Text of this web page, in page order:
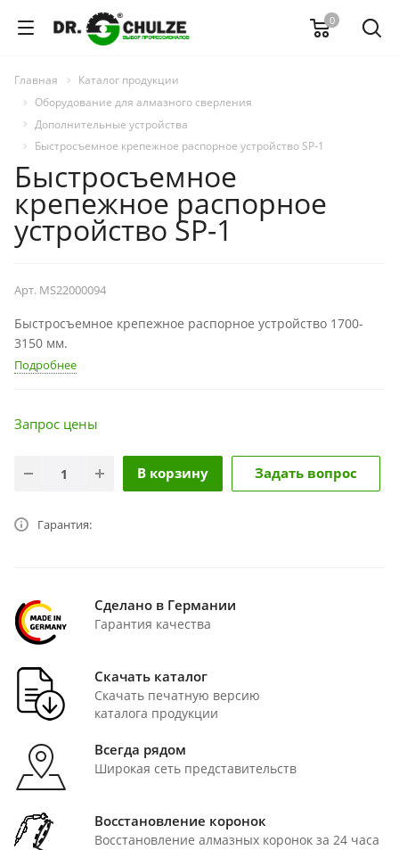
0
Главная
Каталог продукции
Оборудование для алмазного сверления
Дополнительные устройства
Быстросъемное крепежное распорное устройство SP-1
Быстросъемное
крепежное распорное
устройство SP-1
Арт. MS22000094
Быстросъемное крепежное распорное устройство 1700-
3150 мм.
Подробнее
Запрос цены
В корзину Задать вопрос
Гарантия:
Сделано в Германии
Гарантия качества
Скачать каталог
Скачать печатную версию
каталога продукции
Всегда рядом
Широкая сеть представительств
Восстановление коронок
Восстановление алмазных коронок за 24 часа